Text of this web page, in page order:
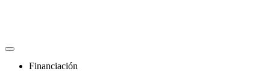
Financiación